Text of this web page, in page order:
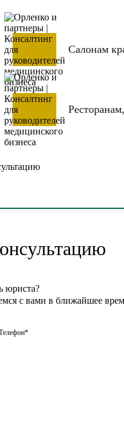
Салонам
юриста?
с вами в ближайшее